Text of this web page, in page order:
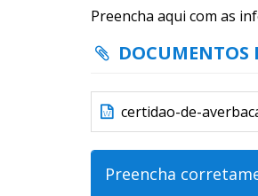
Preencha aqui com as
DOCUMENTOS
certidao-de-
Preencha